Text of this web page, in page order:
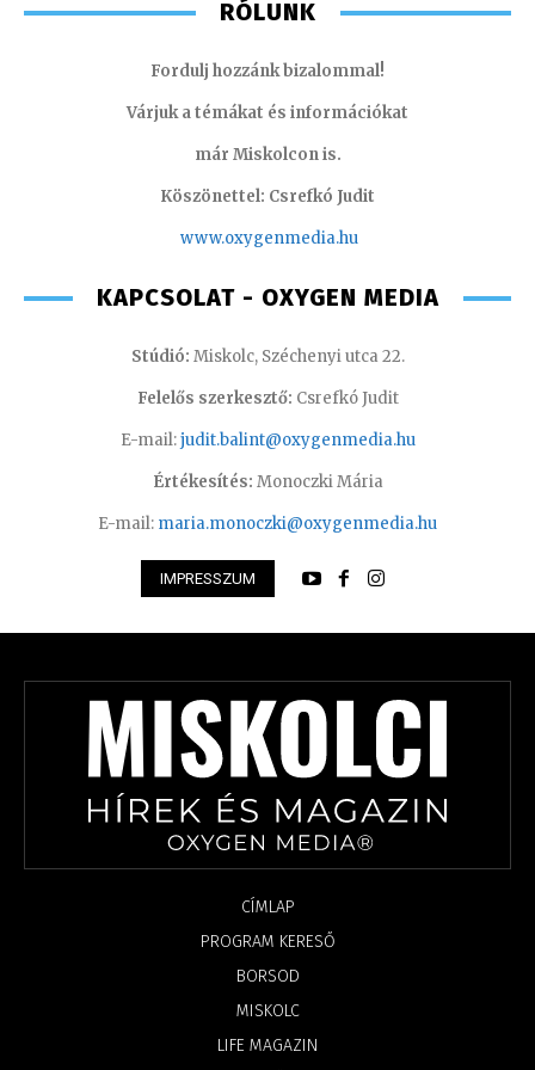
RÓLUNK
Fordulj hozzánk bizalommal!
Várjuk a témákat és információkat
már Miskolcon is.
Köszönettel: Csrefkó Judit
www.oxygenmedia.hu
KAPCSOLAT - OXYGEN MEDIA
Stúdió: Miskolc, Széchenyi utca 22.
Felelős szerkesztő: Csrefkó Judit
E-mail:judit.balint@oxygenmedia.hu
Értékesítés: Monoczki Mária
E-mail: maria.monoczki@oxygenmedia.hu
IMPRESSZUM
CÍMLAP
PROGRAM KERESŐ
BORSOD
MISKOLC
LIFE MAGAZIN